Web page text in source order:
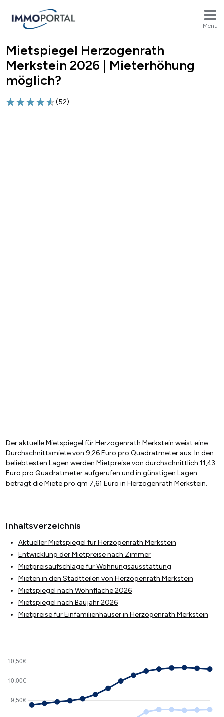
Menü
Breadcrumb
Mietspiegel Herzogenrath
Merkstein 2026 | Mieterhöhung
möglich?
(52)
Der aktuelle Mietspiegel für Herzogenrath Merkstein weist eine
Durchschnittsmiete von 9,26 Euro pro Quadratmeter aus. In den
beliebtesten Lagen werden Mietpreise von durchschnittlich 11,43
Euro pro Quadratmeter aufgerufen und in günstigen Lagen
beträgt die Miete pro qm 7,61 Euro in Herzogenrath Merkstein.
Inhaltsverzeichnis
Aktueller Mietspiegel für Herzogenrath Merkstein
Entwicklung der Mietpreise nach Zimmer
Mietpreisaufschläge für Wohnungsausstattung
Mieten in den Stadtteilen von Herzogenrath Merkstein
Mietspiegel nach Wohnfläche 2026
Mietspiegel nach Baujahr 2026
Mietpreise für Einfamilienhäuser in Herzogenrath Merkstein